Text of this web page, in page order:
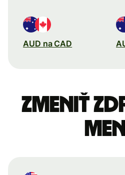
AUD na CAD
Zmeniť